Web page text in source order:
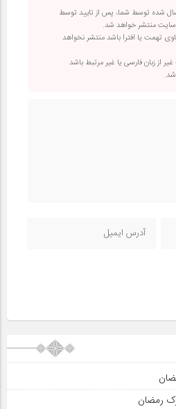
شده توسط شما، پس از تایید توسط
سایت منتشر خواهد شد.
تهمت یا افترا باشد منتشر نخواهد
از زبان فارسی یا غیر مرتبط باشد
رمضان